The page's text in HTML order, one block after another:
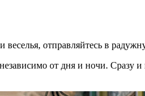
веселья, отправляйтесь в
от дня и ночи. Сразу и